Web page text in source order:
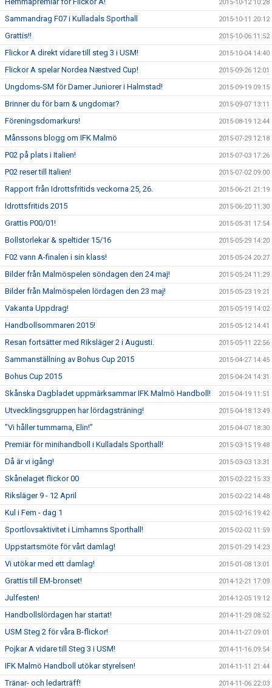
2015-10-12 10:28
Sammandrag F07 i Kulladals Sporthall 2015-10-11 20:12
Grattis!! 2015-10-06 11:52
Flickor A direkt vidare till steg 3 i USM! 2015-10-04 14:40
Flickor A spelar Nordea Næstved Cup! 2015-09-26 12:01
Ungdoms-SM för Damer Juniorer i Halmstad! 2015-09-19 09:15
Brinner du för barn & ungdomar? 2015-09-07 13:11
Föreningsdomarkurs! 2015-08-19 12:44
Månssons blogg om IFK Malmö 2015-07-29 12:18
P02 på plats i Italien! 2015-07-03 17:26
P02 reser till Italien! 2015-07-02 09:00
Rapport från Idrottsfritids veckorna 25, 26. 2015-06-21 21:19
Idrottsfritids 2015 2015-06-20 11:30
Grattis P00/01! 2015-05-31 17:54
Bollstorlekar & speltider 15/16 2015-05-29 14:20
F02 vann A-finalen i sin klass! 2015-05-24 20:27
Bilder från Malmöspelen söndagen den 24 maj! 2015-05-24 11:29
Bilder från Malmöspelen lördagen den 23 maj! 2015-05-23 19:21
Vakanta Uppdrag! 2015-05-19 14:02
Handbollsommaren 2015! 2015-05-12 14:41
Resan fortsätter med Riksläger 2 i Augusti. 2015-05-11 22:56
Sammanställning av Bohus Cup 2015 2015-04-27 14:45
Bohus Cup 2015 2015-04-24 14:31
Skånska Dagbladet uppmärksammar IFK Malmö Handboll! 2015-04-19 11:51
Utvecklingsgruppen har lördagsträning! 2015-04-18 13:49
”Vi håller tummarna, Elin!” 2015-04-07 18:30
Premiär för minihandboll i Kulladals Sporthall! 2015-03-15 19:48
Då är vi igång! 2015-03-03 13:31
Skånelaget flickor 00 2015-02-22 15:33
Riksläger 9 - 12 April 2015-02-22 14:48
Kul i Fem - dag 1 2015-02-16 19:42
Sportlovsaktivitet i Limhamns Sporthall! 2015-02-02 11:59
Uppstartsmöte för vårt damlag! 2015-01-29 14:23
Vi utökar med ett damlag! 2015-01-08 13:01
Grattis till EM-bronset! 2014-12-21 17:09
Julfesten! 2014-12-05 19:12
Handbollslördagen har startat! 2014-11-29 08:52
USM Steg 2 för våra B-flickor! 2014-11-27 09:01
Pojkar A vidare till Steg 3 i USM! 2014-11-16 09:54
IFK Malmö Handboll utökar styrelsen! 2014-11-11 21:44
Tränar- och ledarträff! 2014-11-06 22:03